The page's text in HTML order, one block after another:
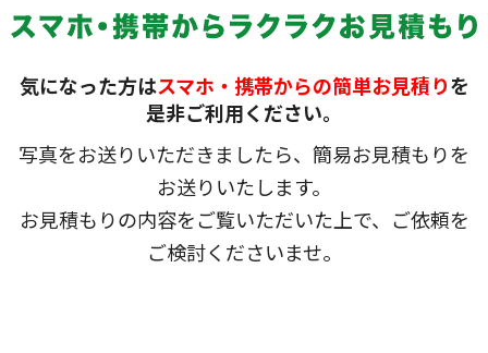
気になった方はスマホ・携帯からの簡単お見積りを
是非ご利用ください。
写真をお送りいただきましたら、簡易お見積もりを
お送りいたします。
お見積もりの内容をご覧いただいた上で、ご依頼を
ご検討くださいませ。